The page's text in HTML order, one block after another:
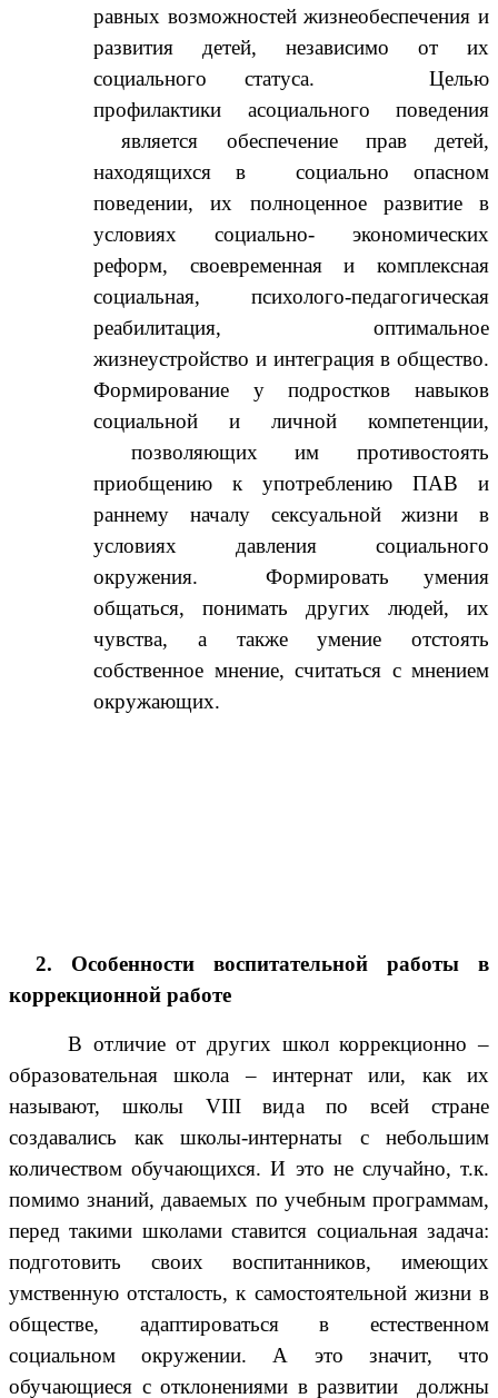
равных возможностей жизнеобеспечения и
развития детей, независимо от их
социального статуса. Целью
профилактики асоциального поведения
является обеспечение прав детей,
находящихся в социально опасном
поведении, их полноценное развитие в
условиях социально- экономических
реформ, своевременная и комплексная
социальная, психолого-педагогическая
реабилитация, оптимальное
жизнеустройство и интеграция в общество.
Формирование у подростков навыков
социальной и личной компетенции,
позволяющих им противостоять
приобщению к употреблению ПАВ и
раннему началу сексуальной жизни в
условиях давления социального
окружения. Формировать умения
общаться, понимать других людей, их
чувства, а также умение отстоять
собственное мнение, считаться с мнением
окружающих.
2. Особенности воспитательной работы в
коррекционной работе
В отличие от других школ коррекционно –
образовательная школа – интернат или, как их
называют, школы VIII вида по всей стране
создавались как школы-интернаты с небольшим
количеством обучающихся. И это не случайно, т.к.
помимо знаний, даваемых по учебным программам,
перед такими школами ставится социальная задача:
подготовить своих воспитанников, имеющих
умственную отсталость, к самостоятельной жизни в
обществе, адаптироваться в естественном
социальном окружении. А это значит, что
обучающиеся с отклонениями в развитии должны